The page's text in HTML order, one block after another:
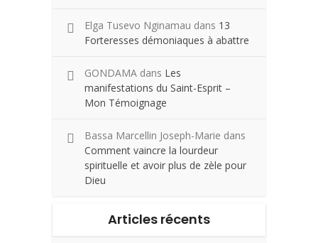
Elga Tusevo Nginamau dans 13
Forteresses démoniaques à abattre
GONDAMA dans Les
manifestations du Saint-Esprit –
Mon Témoignage
Bassa Marcellin Joseph-Marie dans
Comment vaincre la lourdeur
spirituelle et avoir plus de zèle pour
Dieu
Articles récents